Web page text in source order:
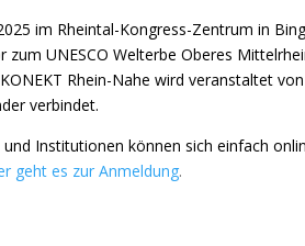
im Rheintal-Kongress-Zentrum in
UNESCO Welterbe Oberes
Rhein-Nahe wird veranstaltet von
verbindet.
Institutionen können sich einfach
geht es zur Anmeldung.